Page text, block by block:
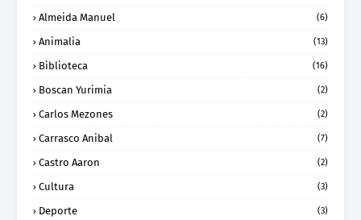
Almeida Manuel (6)
Animalia (13)
Biblioteca (16)
Boscan Yurimia (2)
Carlos Mezones (2)
Carrasco Anibal (7)
Castro Aaron (2)
Cultura (3)
Deporte (3)